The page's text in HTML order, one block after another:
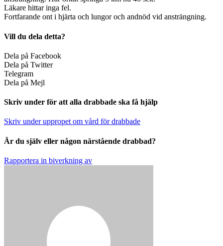
Läkare hittar inga fel.
Fortfarande ont i hjärta och lungor och andnöd vid ansträngning.
Vill du dela detta?
Dela på Facebook
Dela på Twitter
Telegram
Dela på Mejl
Skriv under för att alla drabbade ska få hjälp
Skriv under uppropet om vård för drabbade
Är du själv eller någon närstående drabbad?
Rapportera in biverkning av